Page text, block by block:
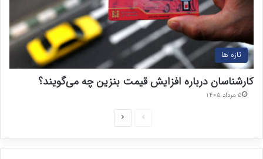
تازه ها
کارشناسان درباره افزایش قیمت بنزین چه می‌گویند؟
۵ مرداد ۱۴۰۵
ح
ح